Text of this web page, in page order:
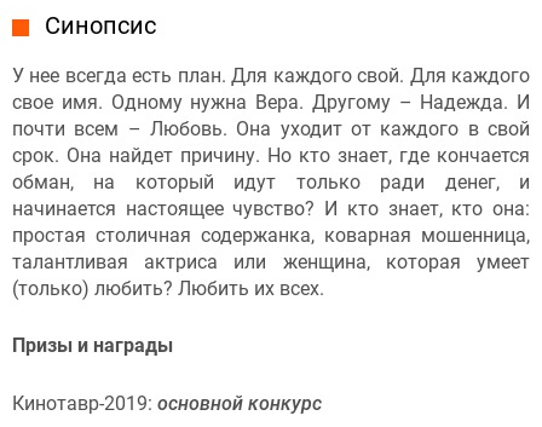
Синопсис
У нее всегда есть план. Для каждого свой. Для каждого
свое имя. Одному нужна Вера. Другому – Надежда. И
почти всем – Любовь. Она уходит от каждого в свой
срок. Она найдет причину. Но кто знает, где кончается
обман, на который идут только ради денег, и
начинается настоящее чувство? И кто знает, кто она:
простая столичная содержанка, коварная мошенница,
талантливая актриса или женщина, которая умеет
(только) любить? Любить их всех.
Призы и награды
Кинотавр-2019: основной конкурс